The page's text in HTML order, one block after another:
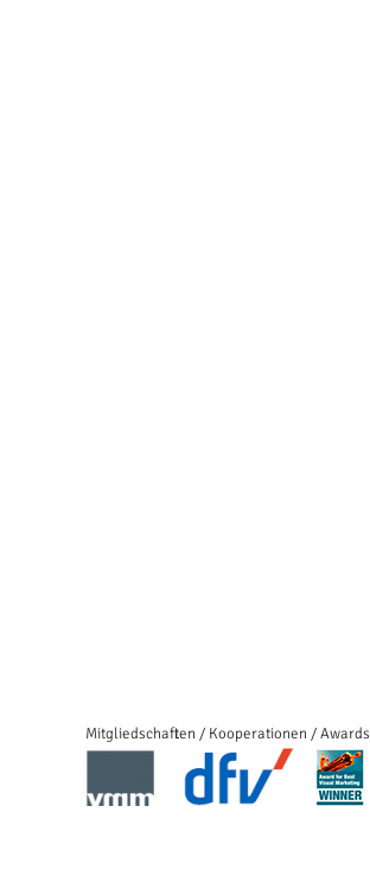
Mitgliedschaften / Kooperationen / Awards